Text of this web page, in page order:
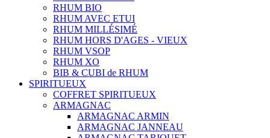
RHUM BIO
RHUM AVEC ETUI
RHUM MILLÉSIMÉ
RHUM HORS D'AGES - VIEUX
RHUM VSOP
RHUM XO
BIB & CUBI de RHUM
SPIRITUEUX
COFFRET SPIRITUEUX
ARMAGNAC
ARMAGNAC ARMIN
ARMAGNAC JANNEAU